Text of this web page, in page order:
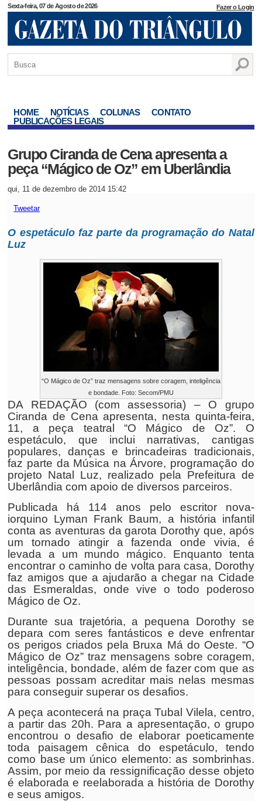
Sexta-feira, 07 de Agosto de 2026 Fazer o Login
HOME NOTÍCIAS COLUNAS
CONTATO
PUBLICAÇÕES LEGAIS
Grupo Ciranda de Cena apresenta a
peça “Mágico de Oz” em Uberlândia
qui, 11 de dezembro de 2014 15:42
Tweetar
O espetáculo faz parte da programação do Natal
Luz
“O Mágico de Oz” traz mensagens sobre coragem, inteligência
e bondade. Foto: Secom/PMU
DA REDAÇÃO (com assessoria) – O grupo
Ciranda de Cena apresenta, nesta quinta-feira,
11, a peça teatral “O Mágico de Oz”. O
espetáculo, que inclui narrativas, cantigas
populares, danças e brincadeiras tradicionais,
faz parte da Música na Árvore, programação do
projeto Natal Luz, realizado pela Prefeitura de
Uberlândia com apoio de diversos parceiros.
Publicada há 114 anos pelo escritor nova-
iorquino Lyman Frank Baum, a história infantil
conta as aventuras da garota Dorothy que, após
um tornado atingir a fazenda onde vivia, é
levada a um mundo mágico. Enquanto tenta
encontrar o caminho de volta para casa, Dorothy
faz amigos que a ajudarão a chegar na Cidade
das Esmeraldas, onde vive o todo poderoso
Mágico de Oz.
Durante sua trajetória, a pequena Dorothy se
depara com seres fantásticos e deve enfrentar
os perigos criados pela Bruxa Má do Oeste. “O
Mágico de Oz” traz mensagens sobre coragem,
inteligência, bondade, além de fazer com que as
pessoas possam acreditar mais nelas mesmas
para conseguir superar os desafios.
A peça acontecerá na praça Tubal Vilela, centro,
a partir das 20h. Para a apresentação, o grupo
encontrou o desafio de elaborar poeticamente
toda paisagem cênica do espetáculo, tendo
como base um único elemento: as sombrinhas.
Assim, por meio da ressignificação desse objeto
é elaborada e reelaborada a história de Dorothy
e seus amigos.